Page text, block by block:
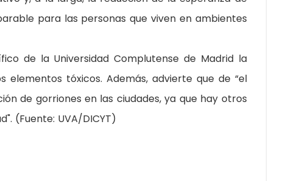
para las personas que viven en ambientes
de la Universidad Complutense de Madrid la
tóxicos. Además, advierte que de “el
de gorriones en las ciudades, ya que hay otros
(Fuente: UVA/DICYT)